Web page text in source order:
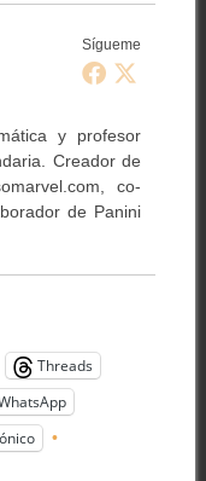
Sígueme
y profesor
Creador de
co-
de Panini
Threads